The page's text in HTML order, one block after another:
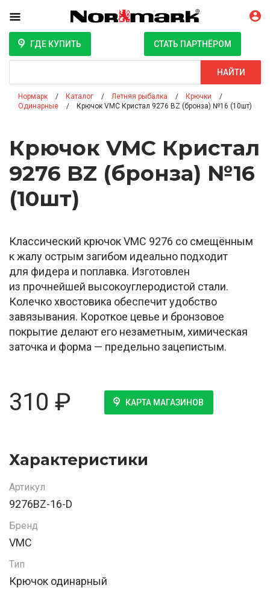
ГДЕ КУПИТЬ СТАТЬ ПАРТНЁРОМ
НАЙТИ
Нормарк Каталог Летняя рыбалка
Крючки
Одинарные
Крючок VMC Кристал 9276 BZ (бронза) №16 (10шт)
Крючок VMC Кристал
9276 BZ (бронза) №16
(10шт)
Классический крючок VMC 9276 со смещённым
к жалу острым загибом идеально подходит
для фидера и поплавка. Изготовлен
из прочнейшей высокоуглеродистой стали.
Колечко хвостовика обеспечит удобство
завязывания. Короткое цевье и бронзовое
покрытие делают его незаметным, химическая
заточка и форма — предельно зацепистым.
310 ₽ КАРТА МАГАЗИНОВ
Характеристики
Артикул
9276BZ-16-D
Бренд
VMC
Тип
Крючок одинарный